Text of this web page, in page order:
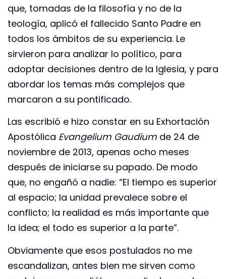
que, tomadas de la filosofía y no de la
teología, aplicó el fallecido Santo Padre en
todos los ámbitos de su experiencia. Le
sirvieron para analizar lo político, para
adoptar decisiones dentro de la Iglesia, y para
abordar los temas más complejos que
marcaron a su pontificado.
Las escribió e hizo constar en su Exhortación
Apostólica Evangelium Gaudium de 24 de
noviembre de 2013, apenas ocho meses
después de iniciarse su papado. De modo
que, no engañó a nadie: “El tiempo es superior
al espacio; la unidad prevalece sobre el
conflicto; la realidad es más importante que
la idea; el todo es superior a la parte”.
Obviamente que esos postulados no me
escandalizan, antes bien me sirven como